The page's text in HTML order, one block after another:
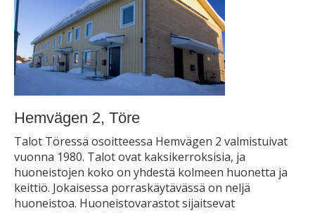
Hemvägen 2, Töre
Talot Töressä osoitteessa Hemvägen 2 valmistuivat
vuonna 1980. Talot ovat kaksikerroksisia, ja
huoneistojen koko on yhdestä kolmeen huonetta ja
keittiö. Jokaisessa porraskäytävässä on neljä
huoneistoa. Huoneistovarastot sijaitsevat